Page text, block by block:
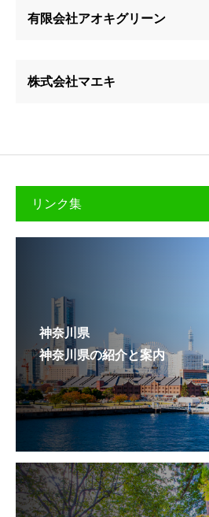
有限会社アオキグリーン
株式会社マエキ
リンク集
神奈川県
神奈川県の紹介と案内